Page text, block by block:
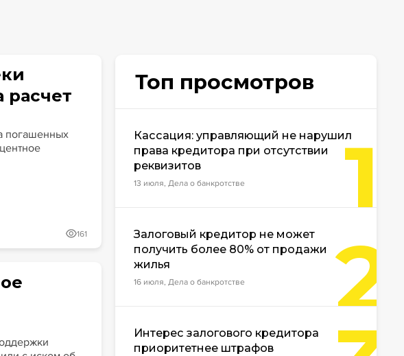
расчет
погашенных
161
Топ просмотров
Кассация: управляющий не нарушил
права кредитора при отсутствии
реквизитов
13 июля, Дела о банкротстве 1
Залоговый кредитор не может
получить более 80% от продажи
жилья
16 июля, Дела о банкротстве 2
Интерес залогового кредитора
приоритетнее штрафов